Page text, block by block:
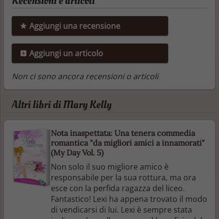
Aggiungi una recensione
Aggiungi un articolo
Non ci sono ancora recensioni o articoli
Altri libri di Mary Kelly
Nota inaspettata: Una tenera commedia
romantica "da migliori amici a innamorati"
(My Day Vol. 5)
Non solo il suo migliore amico è
responsabile per la sua rottura, ma ora
esce con la perfida ragazza del liceo.
Fantastico! Lexi ha appena trovato il modo
di vendicarsi di lui. Lexi è sempre stata